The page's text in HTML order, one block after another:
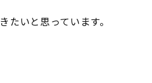
いと思っています。